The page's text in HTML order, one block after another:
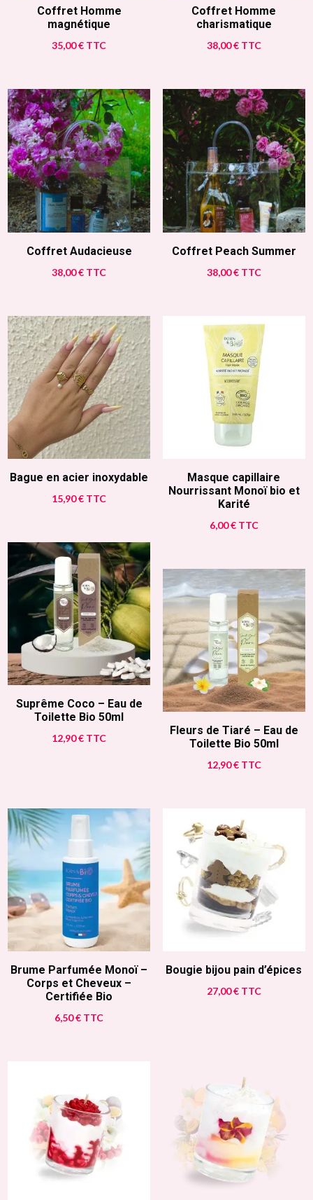
Coffret Homme
magnétique
35,00€ TTC
Coffret Homme
charismatique
38,00€ TTC
Coffret Audacieuse
38,00€ TTC
Coffret Peach Summer
38,00€ TTC
Bague en acier inoxydable
15,90€ TTC
Masque capillaire
Nourrissant Monoï bio et
Karité
6,00€ TTC
Suprême Coco – Eau de
Toilette Bio 50ml
12,90€ TTC
Fleurs de Tiaré – Eau de
Toilette Bio 50ml
12,90€ TTC
Brume Parfumée Monoï –
Corps et Cheveux –
Certifiée Bio
6,50€ TTC
Bougie bijou pain d’épices
27,00€ TTC